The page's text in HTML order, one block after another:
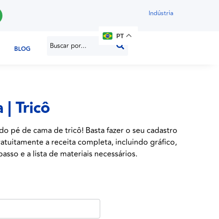
Indústria
BLOG
PT
| Tricô
pé de cama de tricô! Basta fazer o seu cadastro
a receita completa, incluindo gráfico,
e a lista de materiais necessários.